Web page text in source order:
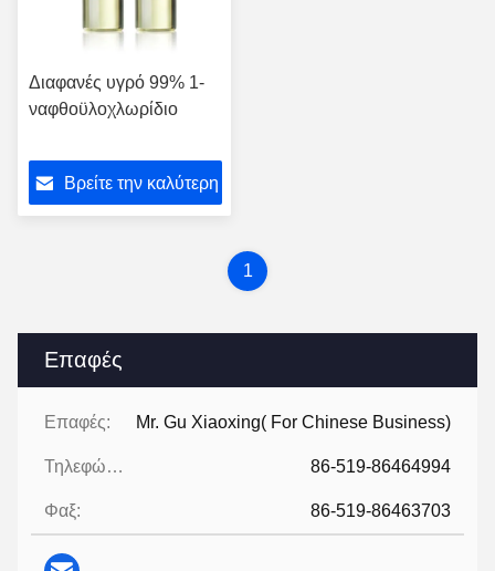
Επαφές
Επαφές: Mr. Gu Xiaoxing( For Chinese Business)
Τηλεφώνημα: 86-519-86464994
Φαξ: 86-519-86463703
Διαφανές υγρό 99% 1-
ναφθοϋλοχλωρίδιο
Βρείτε την καλύτερη
1